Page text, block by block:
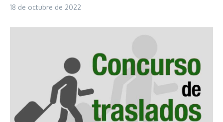
18 de octubre de 2022